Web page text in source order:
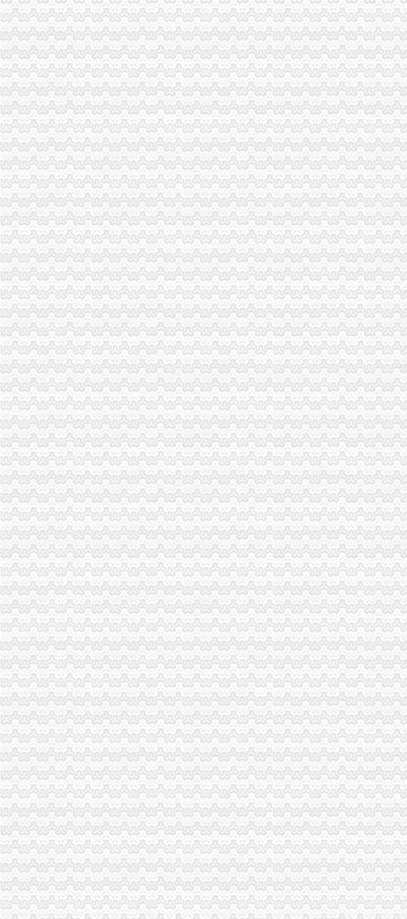
公司财务表格大全_财务报表表格下载【财务表格大全】_资讯专题_金
温州会计培训_温州工商代理_温州财税代理_温州金算盘财务管理有限
合肥注册公司|合肥公司注册|合肥会计代账|合肥蜀山区财务公司-合肥峻